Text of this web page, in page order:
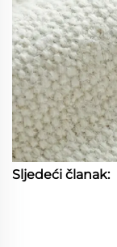
Sljedeći članak: